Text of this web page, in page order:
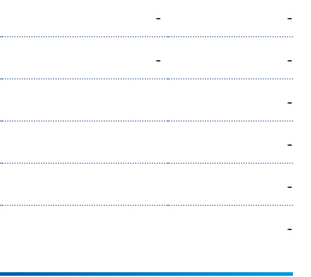
-
-
-
-
-
-
-
-